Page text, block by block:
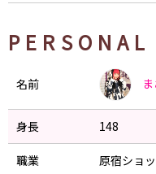
名前
身長 148
職業 原宿ショ